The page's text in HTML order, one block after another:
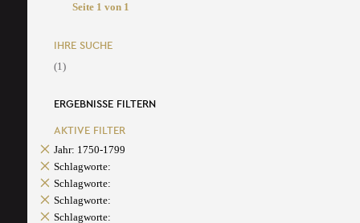
Seite 1 von 1
IHRE SUCHE
(1)
ERGEBNISSE FILTERN
AKTIVE FILTER
Jahr: 1750-1799
Schlagworte:
Schlagworte:
Schlagworte:
Schlagworte: